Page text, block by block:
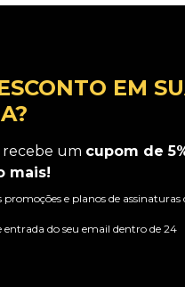
EM
recebe um cupom de
mais!
e planos de assinaturas
do seu email dentro de 24